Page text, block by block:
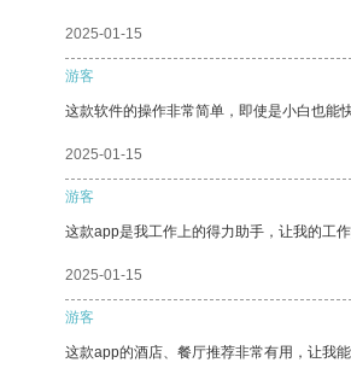
2025-01-15
游客
这款软件的操作非常简单，即使是小白也能
2025-01-15
游客
这款app是我工作上的得力助手，让我的工
2025-01-15
游客
这款app的酒店、餐厅推荐非常有用，让我